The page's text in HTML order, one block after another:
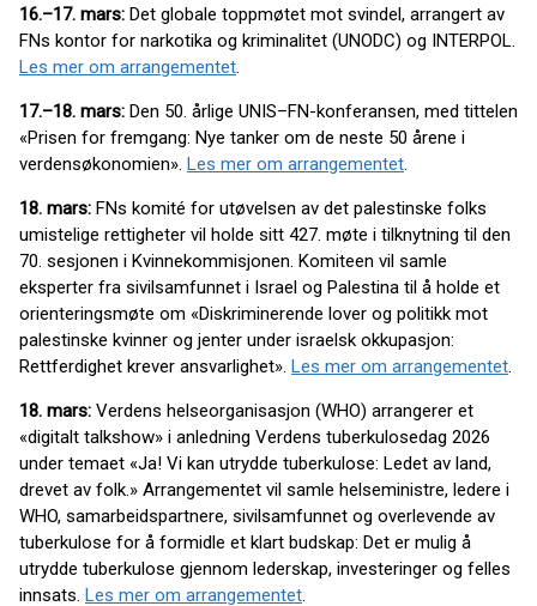
16.–17. mars: Det globale toppmøtet mot svindel, arrangert av
FNs kontor for narkotika og kriminalitet (UNODC) og INTERPOL.
Les mer om arrangementet.
17.–18. mars: Den 50. årlige UNIS–FN-konferansen, med tittelen
«Prisen for fremgang: Nye tanker om de neste 50 årene i
verdensøkonomien». Les mer om arrangementet.
18. mars: FNs komité for utøvelsen av det palestinske folks
umistelige rettigheter vil holde sitt 427. møte i tilknytning til den
70. sesjonen i Kvinnekommisjonen. Komiteen vil samle
eksperter fra sivilsamfunnet i Israel og Palestina til å holde et
orienteringsmøte om «Diskriminerende lover og politikk mot
palestinske kvinner og jenter under israelsk okkupasjon:
Rettferdighet krever ansvarlighet». Les mer om arrangementet.
18. mars: Verdens helseorganisasjon (WHO) arrangerer et
«digitalt talkshow» i anledning Verdens tuberkulosedag 2026
under temaet «Ja! Vi kan utrydde tuberkulose: Ledet av land,
drevet av folk.» Arrangementet vil samle helseministre, ledere i
WHO, samarbeidspartnere, sivilsamfunnet og overlevende av
tuberkulose for å formidle et klart budskap: Det er mulig å
utrydde tuberkulose gjennom lederskap, investeringer og felles
innsats. Les mer om arrangementet.